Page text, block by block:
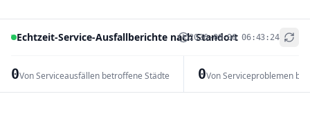
Echtzeit-Service-Ausfallberichte nach Standort
2026-08-06 06:43:24
0Von Serviceausfällen betroffene Städte 0Von Serviceproblemen
+